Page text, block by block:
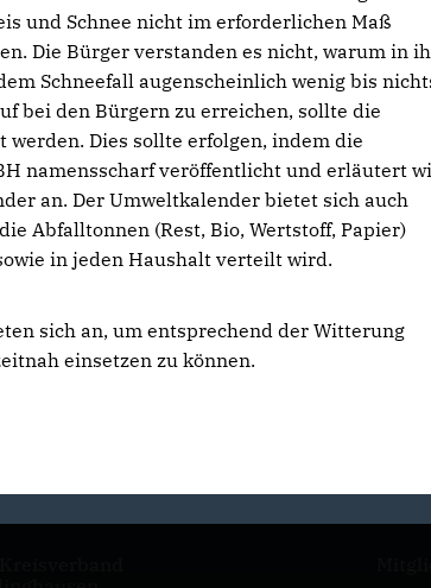
und Schnee nicht im erforderlichen Maß
Die Bürger verstanden es nicht, warum in
Schneefall augenscheinlich wenig bis
bei den Bürgern zu erreichen, sollte die
Dies sollte erfolgen, indem die
namensscharf veröffentlicht und erläutert
an. Der Umweltkalender bietet sich auch
Abfalltonnen (Rest, Bio, Wertstoff, Papier)
in jeden Haushalt verteilt wird.
sich an, um entsprechend der Witterung
einsetzen zu können.